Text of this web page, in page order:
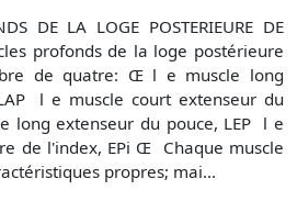
DE LA LOGE POSTERIEURE DE
profonds de la loge postérieure
de quatre: Œ l e muscle long
 l e muscle court extenseur du
long extenseur du pouce, LEP  l e
de l'index, EPi Œ  Chaque muscle
propres; mai...